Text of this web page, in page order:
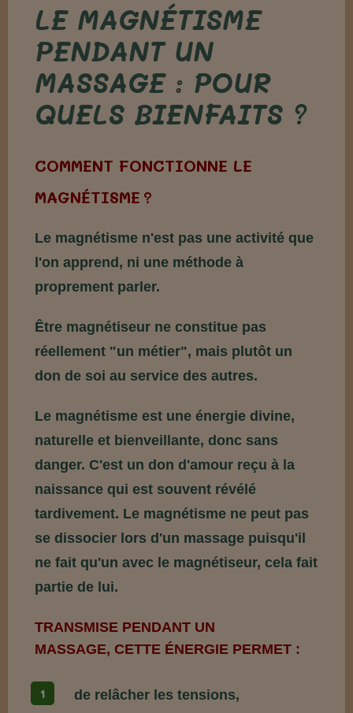
LE MAGNÉTISME
PENDANT UN
MASSAGE : POUR
QUELS BIENFAITS ?
COMMENT FONCTIONNE LE
MAGNÉTISME ?
Le magnétisme n'est pas une activité que
l'on apprend, ni une méthode à
proprement parler.
Être magnétiseur ne constitue pas
réellement "un métier", mais plutôt un
don de soi au service des autres.
Le magnétisme est une énergie divine,
naturelle et bienveillante, donc sans
danger. C'est un don d'amour reçu à la
naissance qui est souvent révélé
tardivement. Le magnétisme ne peut pas
se dissocier lors d'un massage puisqu'il
ne fait qu'un avec le magnétiseur, cela fait
partie de lui.
TRANSMISE PENDANT UN
MASSAGE, CETTE ÉNERGIE PERMET :
de relâcher les tensions,